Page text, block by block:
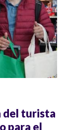
del turista
para el